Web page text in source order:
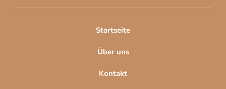
Startseite
Über uns
Kontakt